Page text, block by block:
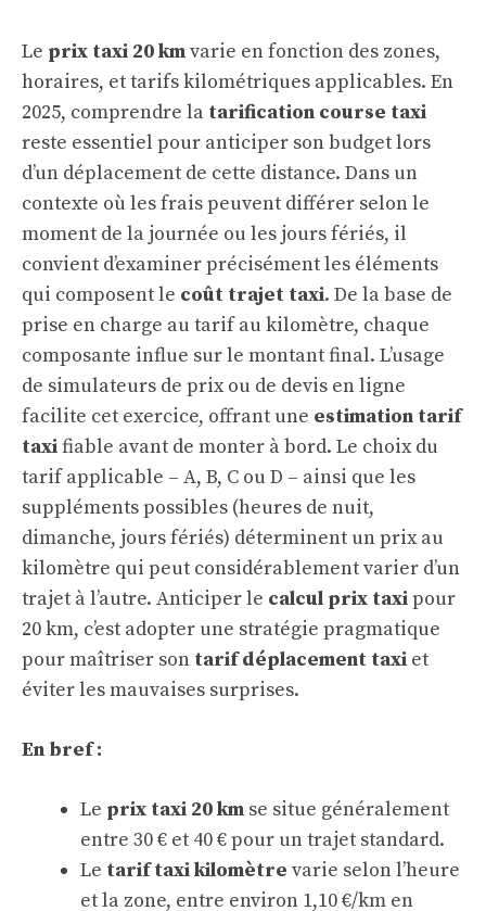
Le prix taxi 20 kmvarie en fonction des zones,
horaires, et tarifs kilométriques applicables. En
2025, comprendre la tarification course taxi
reste essentiel pour anticiper son budget lors
d’un déplacement de cette distance. Dans un
contexte où les frais peuvent différer selon le
moment de la journée ou les jours fériés, il
convient d’examiner précisément les éléments
qui composent le coût trajet taxi. De la base de
prise en charge au tarif au kilomètre, chaque
composante influe sur le montant final. L’usage
de simulateurs de prix ou de devis en ligne
facilite cet exercice, offrant une estimation tarif
taxifiable avant de monter à bord. Le choix du
tarif applicable – A, B, C ou D – ainsi que les
suppléments possibles (heures de nuit,
dimanche, jours fériés) déterminent un prix au
kilomètre qui peut considérablement varier d’un
trajet à l’autre. Anticiper le calcul prix taxipour
20 km, c’est adopter une stratégie pragmatique
pour maîtriser son tarif déplacement taxi et
éviter les mauvaises surprises.
En bref :
Le prix taxi 20 km se situe généralement
entre 30 € et 40 € pour un trajet standard.
Le tarif taxi kilomètre varie selon l’heure
et la zone, entre environ 1,10 €/km en